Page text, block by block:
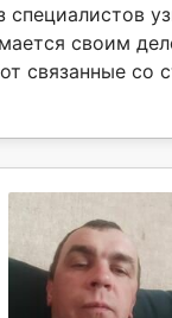
специалистов
своим
связанные со